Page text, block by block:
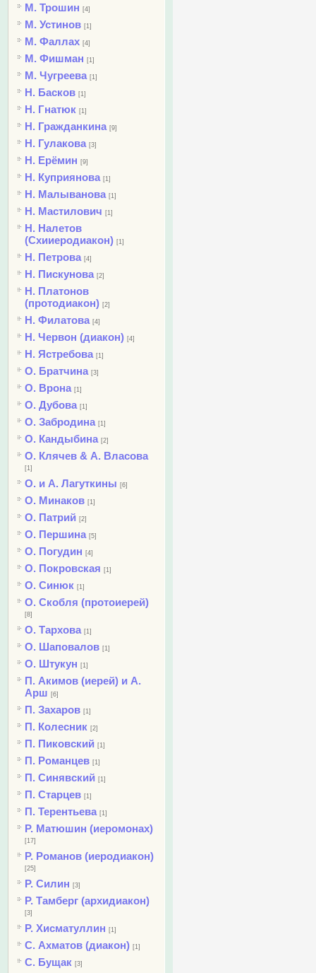
М. Трошин [4]
М. Устинов [1]
М. Фаллах [4]
М. Фишман [1]
М. Чугреева [1]
Н. Басков [1]
Н. Гнатюк [1]
Н. Гражданкина [9]
Н. Гулакова [3]
Н. Ерёмин [9]
Н. Куприянова [1]
Н. Малыванова [1]
Н. Мастилович [1]
Н. Налетов
(Схииеродиакон) [1]
Н. Петрова [4]
Н. Пискунова [2]
Н. Платонов
(протодиакон) [2]
Н. Филатова [4]
Н. Червон (диакон) [4]
Н. Ястребова [1]
О. Братчина [3]
О. Врона [1]
О. Дубова [1]
О. Забродина [1]
О. Кандыбина [2]
О. Клячев & А. Власова
[1]
О. и А. Лагуткины [6]
О. Минаков [1]
О. Патрий [2]
О. Першина [5]
О. Погудин [4]
О. Покровская [1]
О. Синюк [1]
О. Скобля (протоиерей)
[8]
О. Тархова [1]
О. Шаповалов [1]
О. Штукун [1]
П. Акимов (иерей) и А.
Арш [6]
П. Захаров [1]
П. Колесник [2]
П. Пиковский [1]
П. Романцев [1]
П. Синявский [1]
П. Старцев [1]
П. Терентьева [1]
Р. Матюшин (иеромонах)
[17]
Р. Романов (иеродиакон)
[25]
Р. Силин [3]
Р. Тамберг (архидиакон)
[3]
Р. Хисматуллин [1]
С. Ахматов (диакон) [1]
С. Бущак [3]